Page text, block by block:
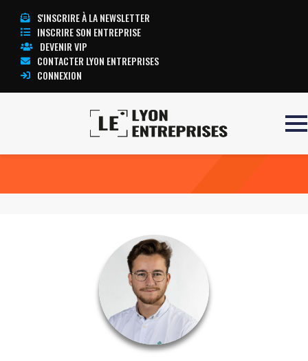
S'INSCRIRE À LA NEWSLETTER
INSCRIRE SON ENTREPRISE
DEVENIR VIP
CONTACTER LYON ENTREPRISES
CONNEXION